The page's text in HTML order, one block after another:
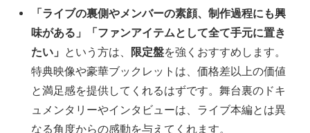
「ライブの裏側やメンバーの素顔、制作過程にも興
味がある」「ファンアイテムとして全て手元に置き
たい」 という方は、 限定盤を強くおすすめします。
特典映像や豪華ブックレットは、価格差以上の価値
と満足感を提供してくれるはずです。舞台裏のドキ
ュメンタリーやインタビューは、ライブ本編とは異
なる角度からの感動を与えてくれます。